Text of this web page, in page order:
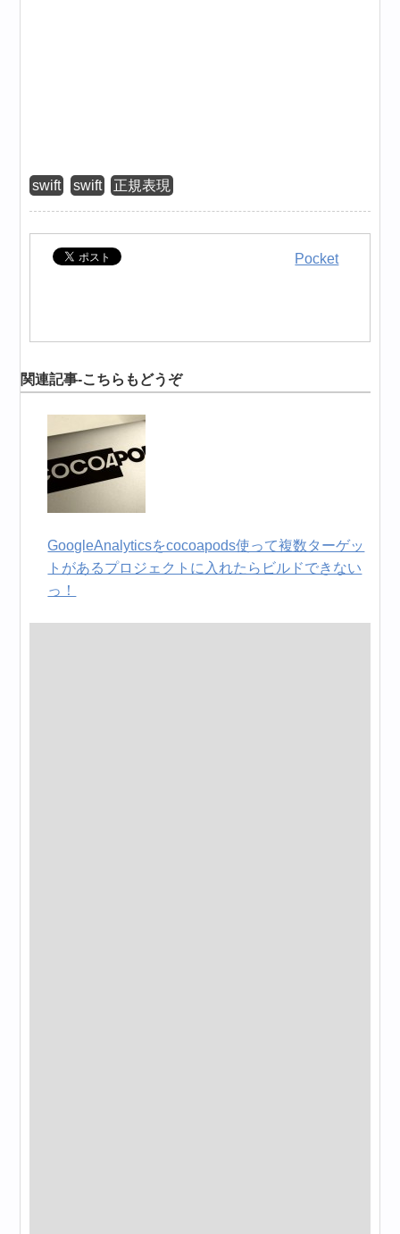
swift swift 正規表現
Pocket
関連記事-こちらもどうぞ
GoogleAnalyticsをcocoapods使って複数ターゲッ
トがあるプロジェクトに入れたらビルドできない
っ！